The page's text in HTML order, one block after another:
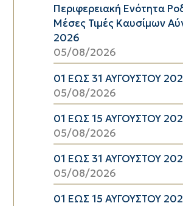
Περιφερειακή Ενότητα
Μέσες Τιμές Καυσίμων
2026
05/08/2026
01 ΕΩΣ 31 ΑΥΓΟΥΣΤΟΥ
05/08/2026
01 ΕΩΣ 15 ΑΥΓΟΥΣΤΟΥ
05/08/2026
01 ΕΩΣ 31 ΑΥΓΟΥΣΤΟΥ
05/08/2026
01 ΕΩΣ 15 ΑΥΓΟΥΣΤΟΥ